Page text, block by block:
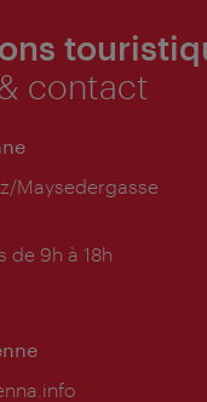
contact
Maysedergasse
de 9h à 18h